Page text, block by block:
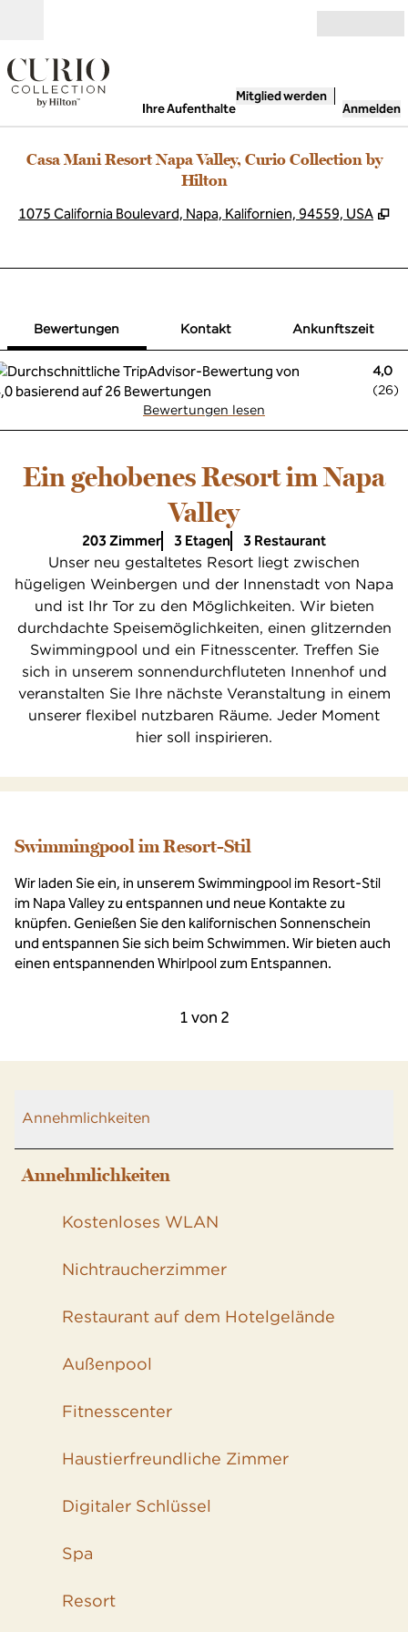
Ihre Aufenthalte
Mitglied werden
Anmelden
Casa Mani Resort Napa Valley, Curio Collection by
Hilton
1075 California Boulevard, Napa, Kalifornien, 94559, USA ,
Bewertungen Kontakt
Ankunftszeit
4,0
(26)
Bewertungen lesen
Ein gehobenes Resort im Napa
Valley
203 Zimmer 3 Etagen 3 Restaurant
Unser neu gestaltetes Resort liegt zwischen
hügeligen Weinbergen und der Innenstadt von Napa
und ist Ihr Tor zu den Möglichkeiten. Wir bieten
durchdachte Speisemöglichkeiten, einen glitzernden
Swimmingpool und ein Fitnesscenter. Treffen Sie
sich in unserem sonnendurchfluteten Innenhof und
veranstalten Sie Ihre nächste Veranstaltung in einem
unserer flexibel nutzbaren Räume. Jeder Moment
hier soll inspirieren.
Swimmingpool im Resort-Stil
Wir laden Sie ein, in unserem Swimmingpool im Resort-Stil
im Napa Valley zu entspannen und neue Kontakte zu
knüpfen. Genießen Sie den kalifornischen Sonnenschein
und entspannen Sie sich beim Schwimmen. Wir bieten auch
einen entspannenden Whirlpool zum Entspannen.
Karussell 1 von 2
Vorheriges Karussell, 2 von 2
1 von 2
Annehmlichkeiten
Annehmlichkeiten
Kostenloses WLAN
Nichtraucher­zimmer
Restaurant auf dem Hotelgelände
Außenpool
Fitnesscenter
Haustier­freundliche Zimmer
Digitaler Schlüssel
Spa
Resort